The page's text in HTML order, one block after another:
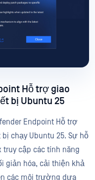
Hỗ trợ giao
bị Ubuntu 25
Endpoint Hỗ trợ
chạy Ubuntu 25. Sự hỗ
cập các tính năng
giản hóa, cải thiện khả
các môi trường dựa